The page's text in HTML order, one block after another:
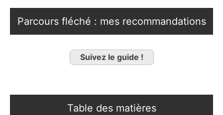
Parcours fléché : mes recommandations
Suivez le guide !
Table des matières